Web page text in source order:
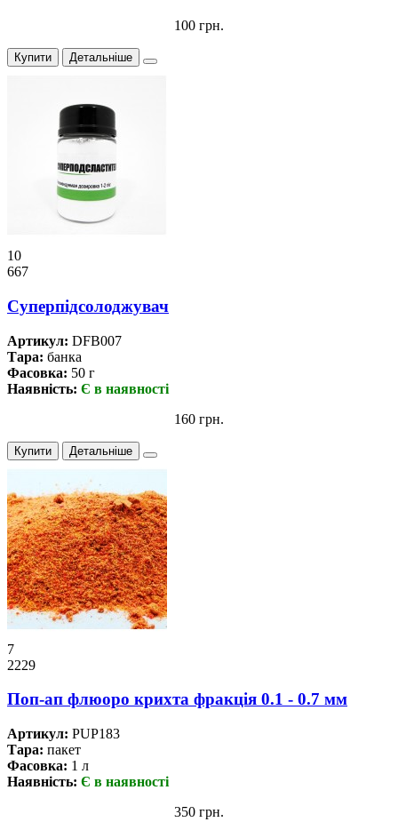
100 грн.
Купити Детальніше
10
667
Суперпідсолоджувач
Артикул: DFB007
Тара: банка
Фасовка: 50 г
Наявність: Є в наявності
160 грн.
Купити Детальніше
7
2229
Поп-ап флюоро крихта фракція 0.1 - 0.7 мм
Артикул: PUP183
Тара: пакет
Фасовка: 1 л
Наявність: Є в наявності
350 грн.